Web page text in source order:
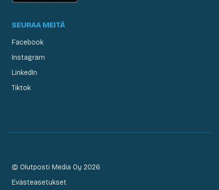
SEURAA MEITÄ
Facebook
Instagram
LinkedIn
Tiktok
© Olutposti Media Oy 2026
Evästeasetukset